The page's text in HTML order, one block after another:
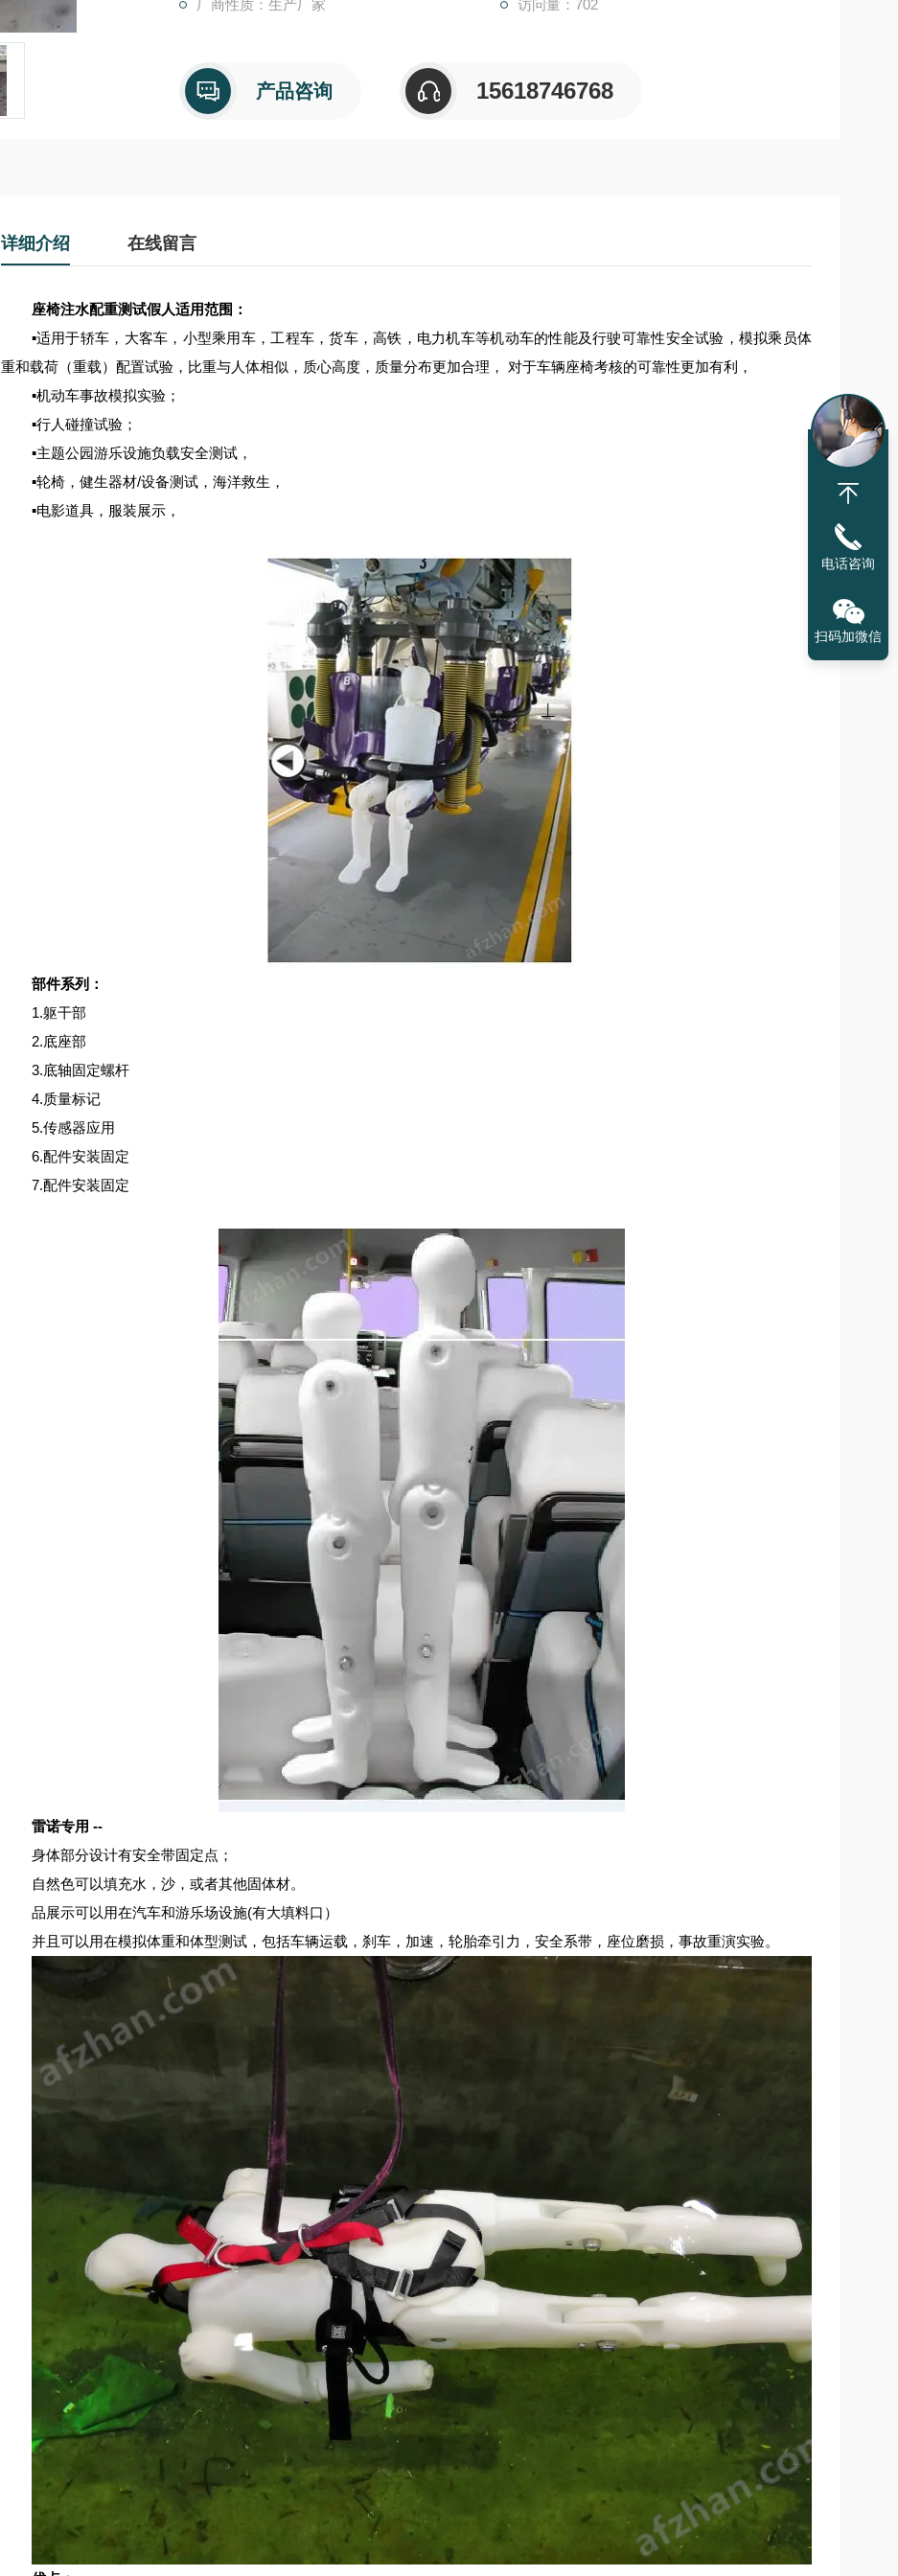
厂商性质：生产厂家 访问量：702
产品咨询 15618746768
详细介绍 在线留言
座椅注水配重测试假人适用范围：
▪适用于轿车，大客车，小型乘用车，工程车，货车，高铁，电力机车等机动车的性能及行驶可靠性安全试验，模拟乘员体
重和载荷（重载）配置试验，比重与人体相似，质心高度，质量分布更加合理， 对于车辆座椅考核的可靠性更加有利，
▪机动车事故模拟实验；
▪行人碰撞试验；
▪主题公园游乐设施负载安全测试，
▪轮椅，健生器材/设备测试，海洋救生，
▪电影道具，服装展示，
部件系列：
1.躯干部
2.底座部
3.底轴固定螺杆
4.质量标记
5.传感器应用
6.配件安装固定
7.配件安装固定
雷诺专用 --
身体部分设计有安全带固定点；
自然色可以填充水，沙，或者其他固体材。
品展示可以用在汽车和游乐场设施(有大填料口）
并且可以用在模拟体重和体型测试，包括车辆运载，刹车，加速，轮胎牵引力，安全系带，座位磨损，事故重演实验。
电话咨询
扫码加微信